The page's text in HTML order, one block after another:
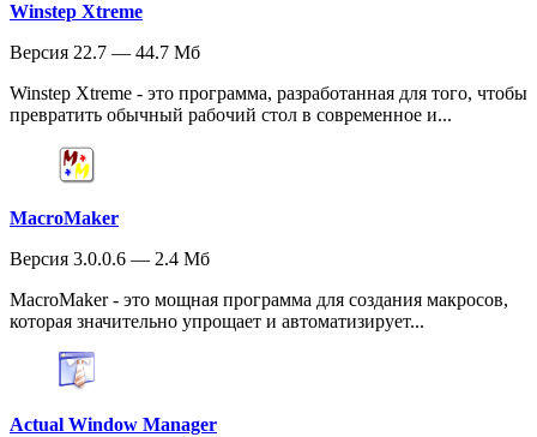
Winstep Xtreme
Версия 22.7 — 44.7 Мб
Winstep Xtreme - это программа, разработанная для того, чтобы
превратить обычный рабочий стол в современное и...
MacroMaker
Версия 3.0.0.6 — 2.4 Мб
MacroMaker - это мощная программа для создания макросов,
которая значительно упрощает и автоматизирует...
Actual Window Manager